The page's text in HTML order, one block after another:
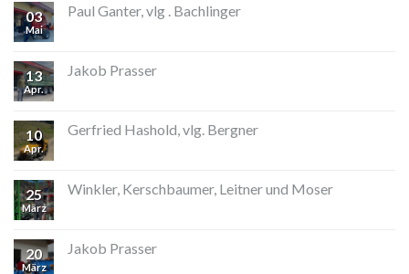
03
Mai
Paul Ganter, vlg . Bachlinger
13
Apr.
Jakob Prasser
10
Apr.
Gerfried Hashold, vlg. Bergner
25
März
Winkler, Kerschbaumer, Leitner und Moser
20
März
Jakob Prasser